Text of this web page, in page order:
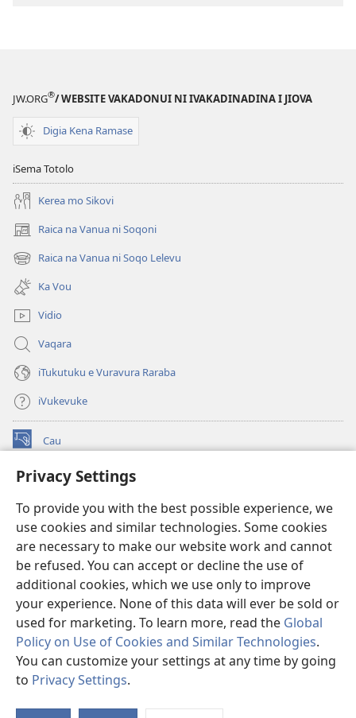
Privacy Settings
To provide you with the best possible experience, we
use cookies and similar technologies. Some cookies
are necessary to make our website work and cannot
be refused. You can accept or decline the use of
additional cookies, which we use only to improve
your experience. None of this data will ever be sold or
used for marketing. To learn more, read the Global
Policy on Use of Cookies and Similar Technologies.
You can customize your settings at any time by going
to Privacy Settings.
JW.ORG®/ WEBSITE VAKADONUI NI IVAKADINADINA I JIOVA
Digia Kena Ramase
iSema Totolo
Kerea mo Sikovi
Raica na Vanua ni Soqoni
(opens
new
window)
Raica na Vanua ni Soqo Lelevu
(opens
new
window)
Ka Vou
Vidio
Vaqara
iTukutuku e Vuravura Raraba
iVukevuke
Cau
(opens
window)Watchtower LAIBRI ENA INTERNET™
new
window)JW Hub ®
(opens
new
window)
®
Watchtower Library
Copyright© 2026 Watch Tower Bible and Tract Society of Pennsylvania.
IVAKAVAKAYAGATAKI|